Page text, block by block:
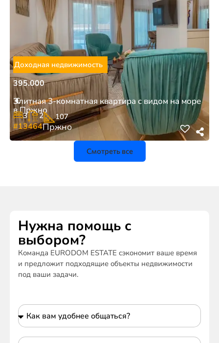
395.000
€
Элитная 3-комнатная квартира с видом на море
в Пржно
3 2 107
#13464Пржно
Доходная недвижимость
Смотреть все
Нужна помощь с
выбором?
Команда EURODOM ESTATE сэкономит ваше время
и предложит подходящие объекты недвижимости
под ваши задачи.